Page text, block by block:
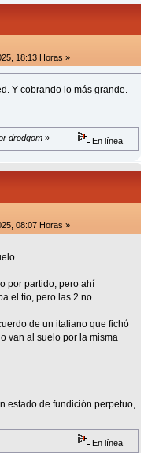
18:13 Horas »
Y cobrando lo más grande.
drodgom » En línea
08:07 Horas »
por partido, pero ahí
el tío, pero las 2 no.
de un italiano que fichó
van al suelo por la misma
estado de fundición perpetuo,
En línea